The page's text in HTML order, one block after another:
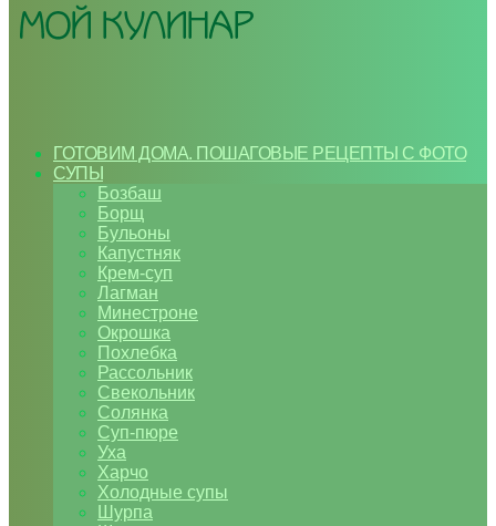
ГОТОВИМ ДОМА. ПОШАГОВЫЕ РЕЦЕПТЫ С ФОТО
СУПЫ
Бозбаш
Борщ
Бульоны
Капустняк
Крем-суп
Лагман
Минестроне
Окрошка
Похлебка
Рассольник
Свекольник
Солянка
Суп-пюре
Уха
Харчо
Холодные супы
Шурпа